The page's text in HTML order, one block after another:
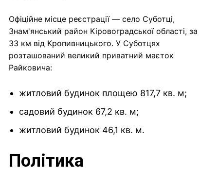
Офіційне місце реєстрації — село Суботці,
Знам'янський район Кіровоградської області, за
33 км від Кропивницького. У Суботцях
розташований великий приватний маєток
Райковича:
житловий будинок площею 817,7 кв. м;
садовий будинок 67,2 кв. м;
житловий будинок 46,1 кв. м.
Політика